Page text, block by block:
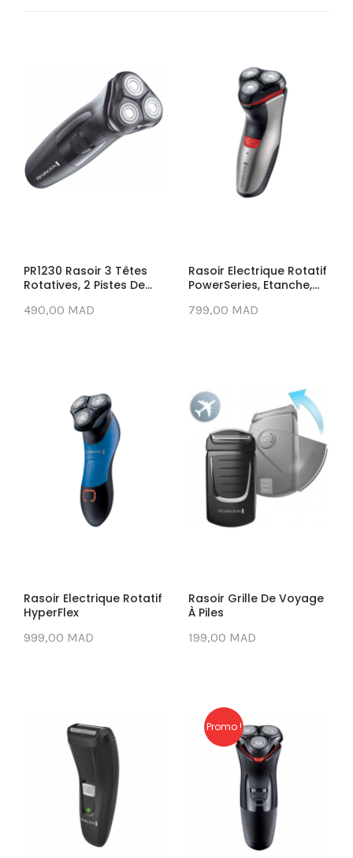
PR1230 Rasoir 3 Têtes
Rotatives, 2 Pistes De...
490,00 MAD
Rasoir Electrique Rotatif
PowerSeries, Etanche,...
799,00 MAD
Rasoir Electrique Rotatif
HyperFlex
999,00 MAD
Rasoir Grille De Voyage
À Piles
199,00 MAD
Promo !